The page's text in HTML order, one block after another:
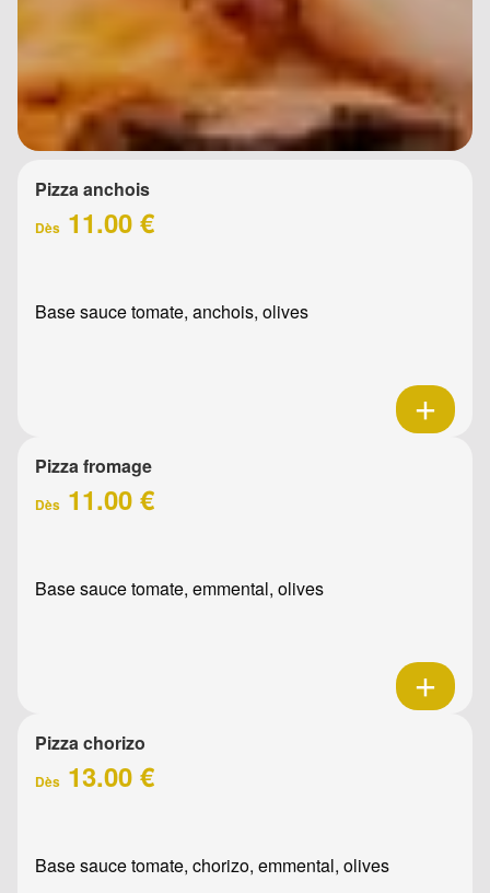
Pizza anchois
Dès 11.00 €
Base sauce tomate, anchois, olives
Pizza fromage
Dès 11.00 €
Base sauce tomate, emmental, olives
Pizza chorizo
Dès 13.00 €
Base sauce tomate, chorizo, emmental, olives